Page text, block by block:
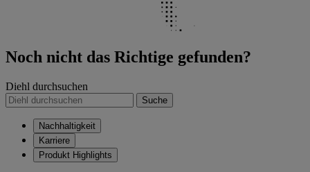
Noch nicht das Richtige gefunden?
Diehl durchsuchen
Suche
Nachhaltigkeit
Karriere
Produkt Highlights